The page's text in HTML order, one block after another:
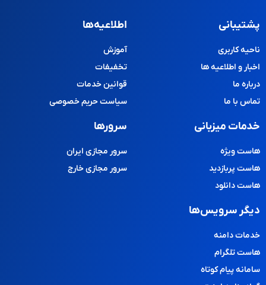
پشتیبانی
ناحیه کاربری
اخبار و اطلاعیه ها
درباره ما
تماس با ما
اطلاعیه‌ها
آموزش
تخفیفات
قوانین خدمات
سیاست حریم خصوصی
خدمات میزبانی
هاست ویژه
هاست پربازدید
هاست دانلود
سرورها
سرور مجازی ایران
سرور مجازی خارج
دیگر سرویس‌ها
خدمات دامنه
هاست تلگرام
سامانه پیام کوتاه